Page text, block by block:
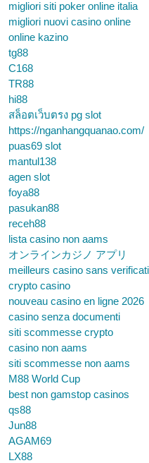
migliori siti poker online italia
migliori nuovi casino online
online kazino
tg88
C168
TR88
hi88
สล็อตเว็บตรง pg slot
https://nganhangquanao.com/
puas69 slot
mantul138
agen slot
foya88
pasukan88
receh88
lista casino non aams
オンラインカジノ アプリ
meilleurs casino sans
crypto casino
nouveau casino en ligne 2026
casino senza documenti
siti scommesse crypto
casino non aams
siti scommesse non aams
M88 World Cup
best non gamstop casinos
qs88
Jun88
AGAM69
LX88